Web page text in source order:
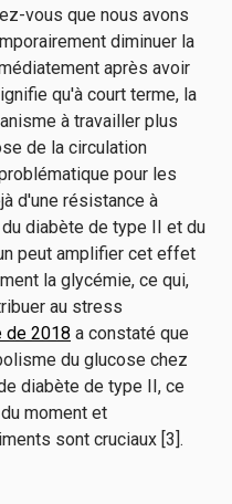
vous que nous avons
diminuer la
après avoir
qu'à court terme, la
à travailler plus
de la circulation
pour les
d'une résistance à
diabète de type II et du
peut amplifier cet effet
la glycémie, ce qui,
au stress
de 2018 a constaté que
du glucose chez
diabète de type II, ce
moment et
sont cruciaux [3].